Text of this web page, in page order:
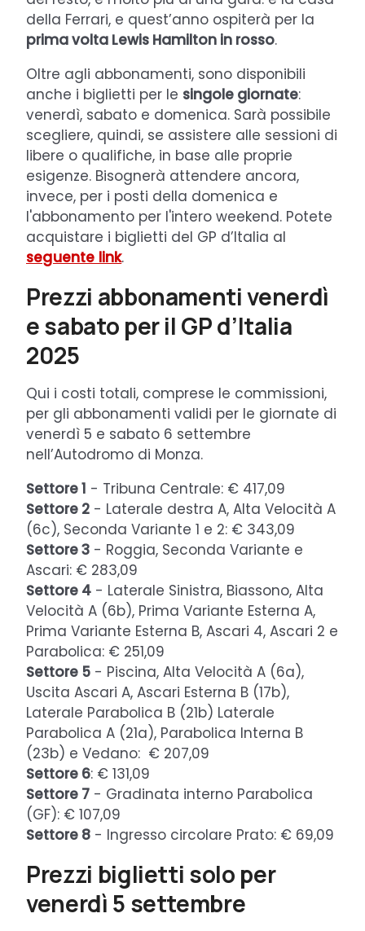
della Ferrari, e quest’anno ospiterà per la
prima volta Lewis Hamilton in rosso.
Oltre agli abbonamenti, sono disponibili
anche i biglietti per le singole giornate:
venerdì, sabato e domenica. Sarà possibile
scegliere, quindi, se assistere alle sessioni di
libere o qualifiche, in base alle proprie
esigenze. Bisognerà attendere ancora,
invece, per i posti della domenica e
l'abbonamento per l'intero weekend. Potete
acquistare i biglietti del GP d’Italia al
seguente link.
Prezzi abbonamenti venerdì
e sabato per il GP d’Italia
2025
Qui i costi totali, comprese le commissioni,
per gli abbonamenti validi per le giornate di
venerdì 5 e sabato 6 settembre
nell’Autodromo di Monza.
Settore 1 - Tribuna Centrale: € 417,09
Settore 2 - Laterale destra A, Alta Velocità A
(6c), Seconda Variante 1 e 2: € 343,09
Settore 3 - Roggia, Seconda Variante e
Ascari: € 283,09
Settore 4 - Laterale Sinistra, Biassono, Alta
Velocità A (6b), Prima Variante Esterna A,
Prima Variante Esterna B, Ascari 4, Ascari 2 e
Parabolica: € 251,09
Settore 5 - Piscina, Alta Velocità A (6a),
Uscita Ascari A, Ascari Esterna B (17b),
Laterale Parabolica B (21b) Laterale
Parabolica A (21a), Parabolica Interna B
(23b) e Vedano: € 207,09
Settore 6: € 131,09
Settore 7 - Gradinata interno Parabolica
(GF): € 107,09
Settore 8 - Ingresso circolare Prato: € 69,09
Prezzi biglietti solo per
venerdì 5 settembre